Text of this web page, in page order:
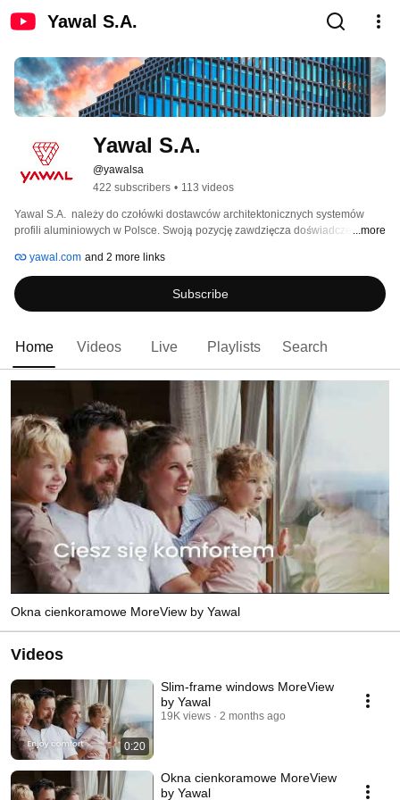
Yawal S.A.
Yawal S.A.
@yawalsa
422 subscribers • 113 videos
Yawal S.A.  należy do czołówki dostawców architektonicznych systemów
profili aluminiowych w Polsce. Swoją pozycję zawdzięcza doświadczeniu
innowacyjnych rozwiązań. Systemy przedsiębiorstwa to przyjazne dla
środowiska, energooszczędne konstrukcje przeznaczone do budowy okien,
drzwi, fasad, ścian działowych i osłonowych, ogrodów zimowych, świetlików,
balustrad oraz osłon przeciwsłonecznych.
...more
yawal.com and 2 more links
Subscribe
Home Videos Live Playlists Search
Okna cienkoramowe MoreView by Yawal
Videos
0:20
Slim-frame windows MoreView
by Yawal
19K views 2 months ago
Okna cienkoramowe MoreView
by Yawal